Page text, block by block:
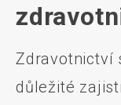
Zdravotnictví
důležité